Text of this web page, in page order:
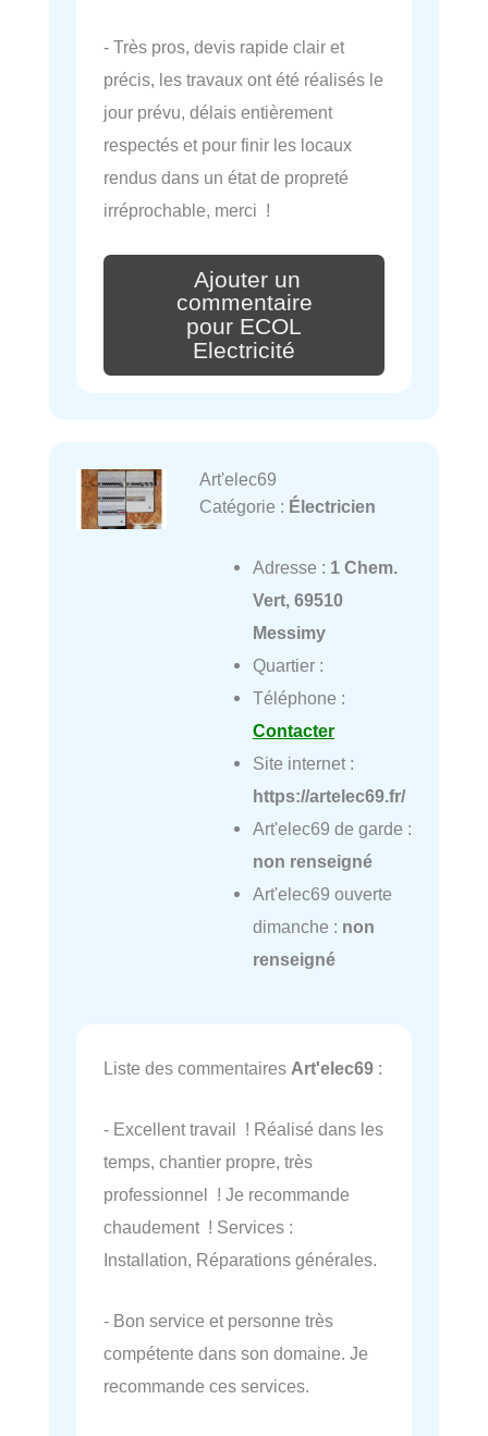
- Très pros, devis rapide clair et
précis, les travaux ont été réalisés le
jour prévu, délais entièrement
respectés et pour finir les locaux
rendus dans un état de propreté
irréprochable, merci !
Ajouter un
commentaire
pour ECOL
Electricité
Art'elec69
Catégorie : Électricien
Adresse : 1 Chem.
Vert, 69510
Messimy
Quartier :
Téléphone :
Contacter
Site internet :
https://artelec69.fr/
Art'elec69 de garde :
non renseigné
Art'elec69 ouverte
dimanche : non
renseigné
Liste des commentaires Art'elec69 :
- Excellent travail ! Réalisé dans les
temps, chantier propre, très
professionnel ! Je recommande
chaudement ! Services :
Installation, Réparations générales.
- Bon service et personne très
compétente dans son domaine. Je
recommande ces services.